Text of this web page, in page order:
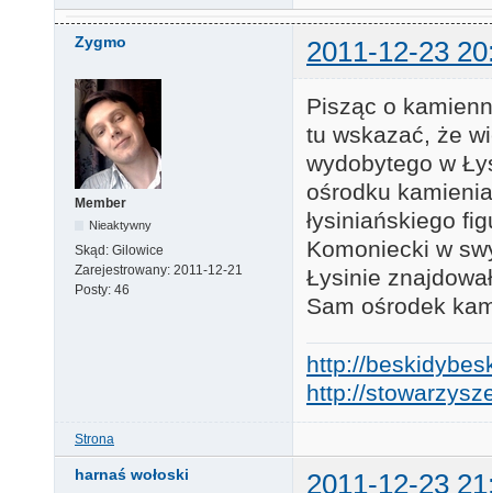
Zygmo 2011-12-23
Member
Nieaktywny
Skąd: Gilowice
Zarejestrowany: 2011-12-21
Posty: 46
Pisząc o
tu wskazać, że
wydobytego w
ośrodku
łysiniańskiego
Komoniecki w
Łysinie
Sam ośrodek
http://
http://
Strona
harnaś wołoski 2011-12-23